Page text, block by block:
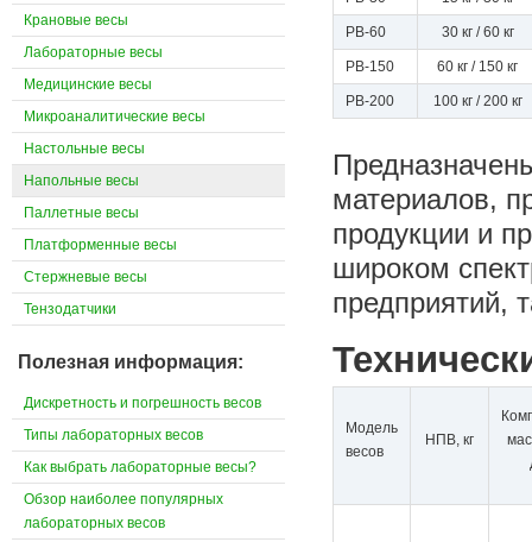
PB-60 30 кг / 60 кг
PB-150 60 кг / 150 кг
PB-200 100 кг / 200 кг
материалов,
продукции и
широком
предприятий,
Модель
весов
НПВ, кг
Крановые весы
Лабораторные весы
Медицинские весы
Микроаналитические весы
Настольные весы
Напольные весы
Паллетные весы
Платформенные весы
Стержневые весы
Тензодатчики
Полезная информация:
Дискретность и погрешность весов
Типы лабораторных весов
Как выбрать лабораторные весы?
Обзор наиболее популярных
лабораторных весов